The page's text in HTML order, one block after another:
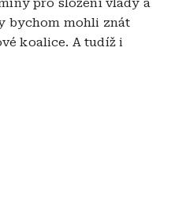
pro složení vlády a
bychom mohli znát
koalice. A tudíž i